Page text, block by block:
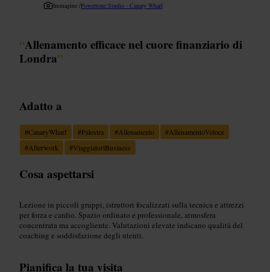
Immagine /Powertone Studio - Canary Wharf
“Allenamento efficace nel cuore finanziario di
Londra”
Adatto a
#CanaryWharf #Palestra #Allenamento #AllenamentoVeloce
#Afterwork #ViaggiatoriBusiness
Cosa aspettarsi
Lezione in piccoli gruppi, istruttori focalizzati sulla tecnica e attrezzi
per forza e cardio. Spazio ordinato e professionale, atmosfera
concentrata ma accogliente. Valutazioni elevate indicano qualità del
coaching e soddisfazione degli utenti.
Pianifica la tua visita